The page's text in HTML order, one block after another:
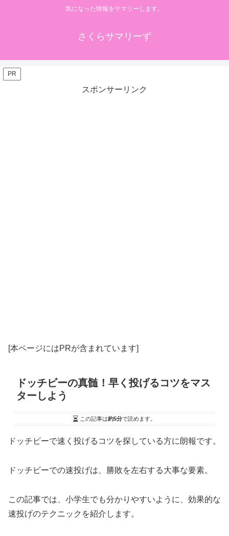
気になった情報をサマリーします。
さくらサマリーず
PR
スポンサーリンク
[本ページにはPRが含まれています]
ドッチビーの真髄！早く投げるコツをマス
ターしよう
この記事は約5分で読めます。
ドッチビーで速く投げるコツを探している方に朗報です。
ドッチビーでの速投げは、勝敗を左右する大事な要素。
この記事では、小学生でも分かりやすいように、効果的な
速投げのテクニックを紹介します。